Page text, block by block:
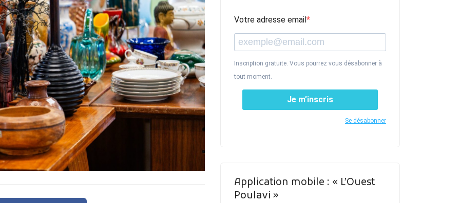
Votre adresse email
Inscription gratuite. Vous pourrez vous désabonner à
tout moment.
Je m’inscris
Se désabonner
Application mobile : « L’Ouest
Poulavi »